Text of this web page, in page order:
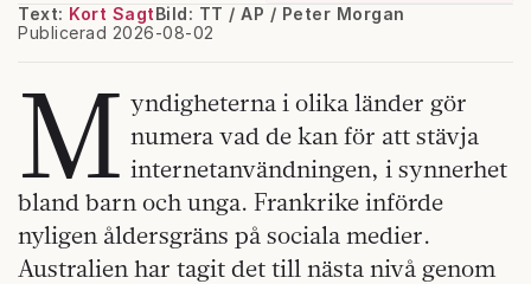
Text: Kort Sagt
Publicerad 2026-08-02
Bild: TT / AP / Peter Morgan
M yndigheterna i olika länder gör
numera vad de kan för att stävja
internetanvändningen, i synnerhet
bland barn och unga. Frankrike införde
nyligen åldersgräns på sociala medier.
Australien har tagit det till nästa nivå genom